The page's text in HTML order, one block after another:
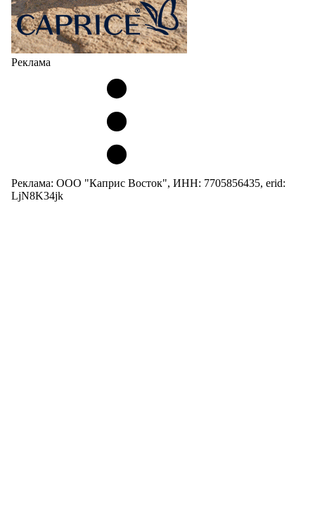
Реклама
Реклама: ООО "Каприс Восток", ИНН: 7705856435, erid:
LjN8K34jk